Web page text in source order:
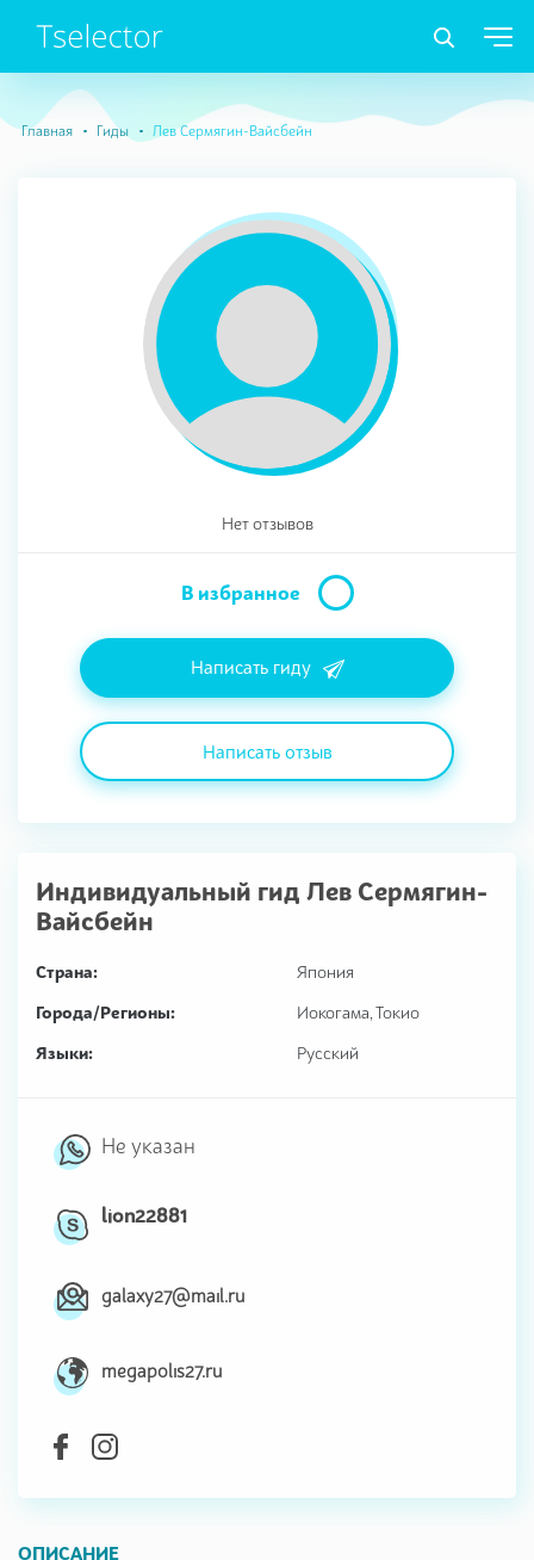
Главная Гиды Лев Сермягин-Вайсбейн
Нет отзывов
В избранное
Написать гиду
Написать отзыв
Индивидуальный гид Лев Сермягин-
Вайсбейн
Страна:
Япония
Города/Регионы:
Иокогама, Токио
Языки:
Русский
Не указан
lion22881
galaxy27@mail.ru
megapolis27.ru
ОПИСАНИЕ